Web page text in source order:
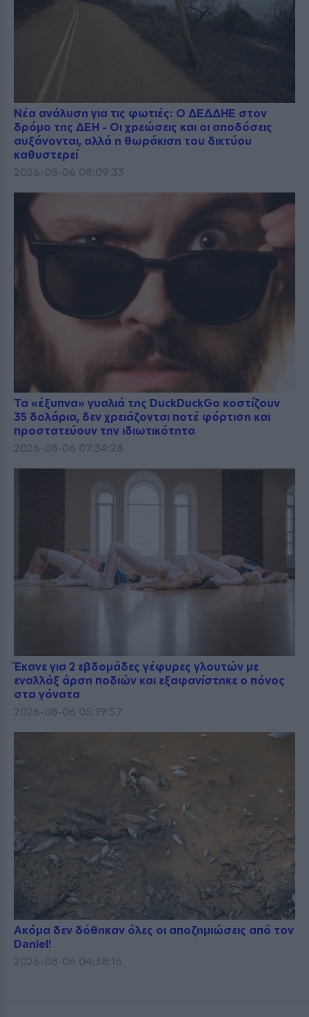
Νέα ανάλυση για τις φωτιές: Ο ΔΕΔΔΗΕ στον
δρόμο της ΔΕΗ - Οι χρεώσεις και οι αποδόσεις
αυξάνονται, αλλά η θωράκιση του δικτύου
καθυστερεί
2026-08-06 08:09:33
Τα «έξυπνα» γυαλιά της DuckDuckGo κοστίζουν
35 δολάρια, δεν χρειάζονται ποτέ φόρτιση και
προστατεύουν την ιδιωτικότητα
2026-08-06 07:34:28
Έκανε για 2 εβδομάδες γέφυρες γλουτών με
εναλλάξ άρση ποδιών και εξαφανίστηκε ο πόνος
στα γόνατα
2026-08-06 05:19:57
Ακόμα δεν δόθηκαν όλες οι αποζημιώσεις από τον
Daniel!
2026-08-06 04:38:16